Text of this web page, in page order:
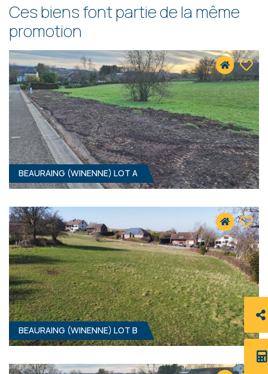
Ces biens font partie de la même
promotion
37 900 € HF*
BEAURAING (WINENNE) LOT A
BEAURAING (WINENNE) LOT B